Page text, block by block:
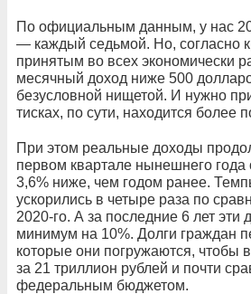
По официальным данным, у нас
— каждый седьмой. Но, согласно
принятым во всех экономически
месячный доход ниже 500
безусловной нищетой. И нужно
тисках, по сути, находится более
При этом реальные доходы
первом квартале нынешнего года
3,6% ниже, чем годом ранее.
ускорились в четыре раза по
2020-го. А за последние 6 лет эти
минимум на 10%. Долги граждан
которые они погружаются, чтобы
за 21 триллион рублей и почти
федеральным бюджетом.